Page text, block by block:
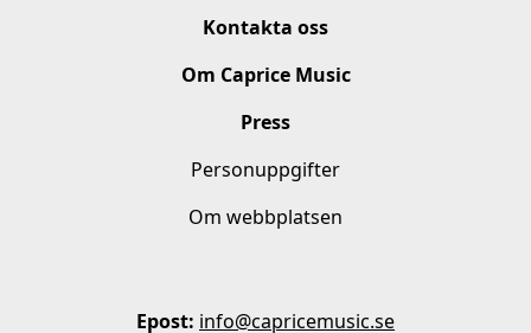
Kontakta oss
Om Caprice Music
Press
Personuppgifter
Om webbplatsen
Epost: info@capricemusic.se